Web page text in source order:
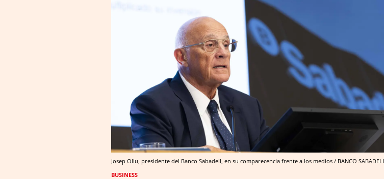
Josep Oliu, presidente del Banco Sabadell, en su comparecencia frente a los medios / BANCO SABADELL
BUSINESS